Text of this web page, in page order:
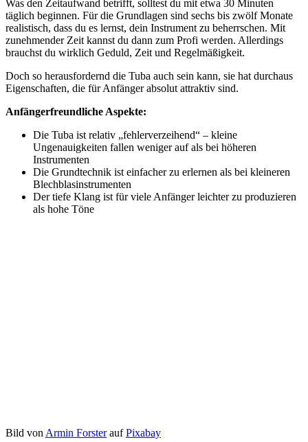
Was den Zeitaufwand betrifft, solltest du mit etwa 30 Minuten
täglich beginnen. Für die Grundlagen sind sechs bis zwölf Monate
realistisch, dass du es lernst, dein Instrument zu beherrschen. Mit
zunehmender Zeit kannst du dann zum Profi werden. Allerdings
brauchst du wirklich Geduld, Zeit und Regelmäßigkeit.
Doch so herausfordernd die Tuba auch sein kann, sie hat durchaus
Eigenschaften, die für Anfänger absolut attraktiv sind.
Anfängerfreundliche Aspekte:
Die Tuba ist relativ „fehlerverzeihend“ – kleine
Ungenauigkeiten fallen weniger auf als bei höheren
Instrumenten
Die Grundtechnik ist einfacher zu erlernen als bei kleineren
Blechblasinstrumenten
Der tiefe Klang ist für viele Anfänger leichter zu produzieren
als hohe Töne
Bild von Armin ForsteraufPixabay